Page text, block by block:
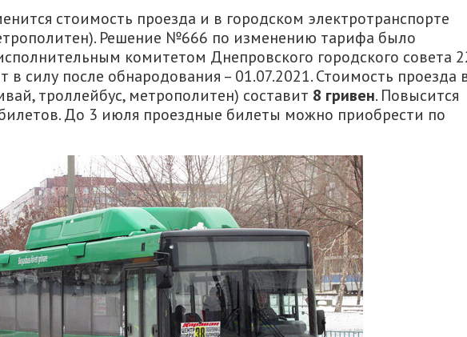
стоимость проезда и в городском электротранспорте
Решение №666 по изменению тарифа было
комитетом Днепровского городского совета
в силу после обнародования – 01.07.2021. Стоимость проезда
троллейбус, метрополитен) составит 8 гривен. Повысится
До 3 июля проездные билеты можно приобрести по